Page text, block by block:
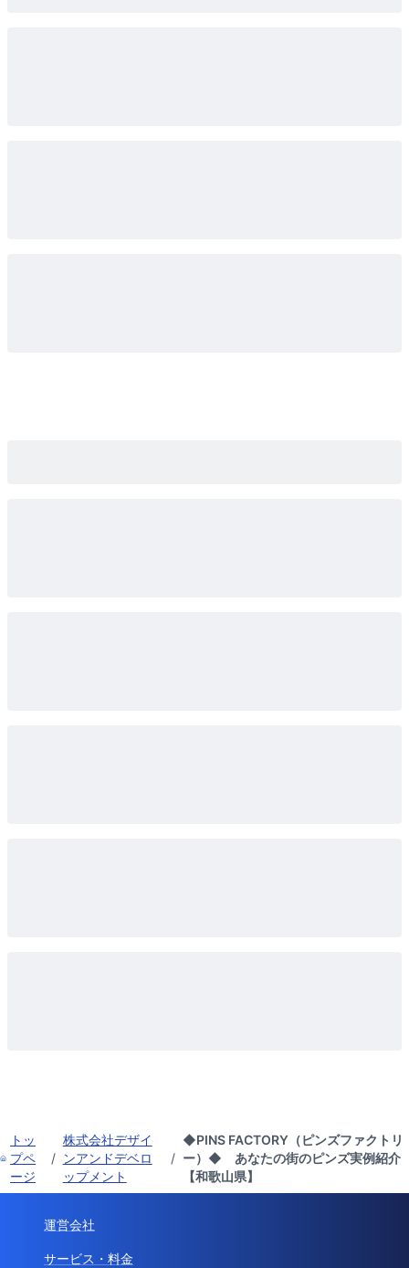
トッ
プペ
ージ
/
株式会社デザイ
ンアンドデベロ
ップメント
/
◆PINS FACTORY（ピンズファクトリ
ー）◆ あなたの街のピンズ実例紹介
【和歌山県】
運営会社
サービス・料金